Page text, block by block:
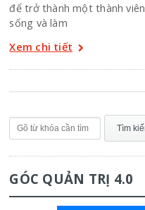
để trở thành một thành
sống và làm
Xem chi tiết
GÓC QUẢN TRỊ 4.0